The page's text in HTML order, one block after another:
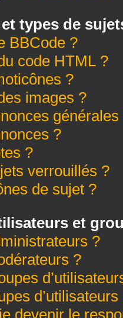
types de
BBCode ?
code HTML ?
?
images ?
générales
?
?
verrouillés ?
de sujet ?
et
?
?
devenir le